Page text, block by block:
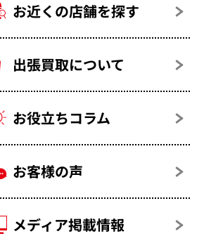
ダイヤモンド ネックレス
お近くの店舗を探す
出張買取について
お役立ちコラム
お客様の声
メディア掲載情報